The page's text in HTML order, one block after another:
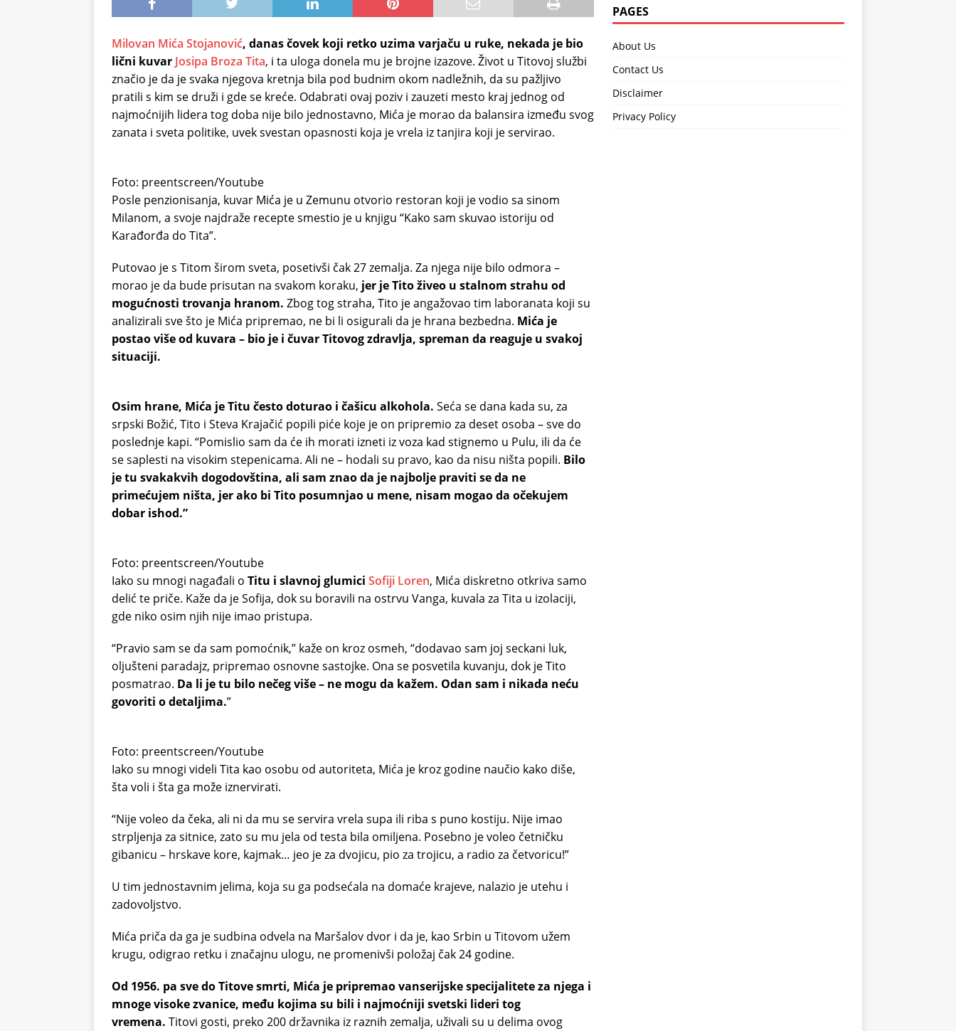
Milovan Mića Stojanović, danas čovek koji retko uzima varjaču u ruke, nekada je bio
lični kuvar Josipa Broza Tita, i ta uloga donela mu je brojne izazove. Život u Titovoj službi
značio je da je svaka njegova kretnja bila pod budnim okom nadležnih, da su pažljivo
pratili s kim se druži i gde se kreće. Odabrati ovaj poziv i zauzeti mesto kraj jednog od
najmoćnijih lidera tog doba nije bilo jednostavno, Mića je morao da balansira između svog
zanata i sveta politike, uvek svestan opasnosti koja je vrela iz tanjira koji je servirao.
Foto: preentscreen/Youtube
Posle penzionisanja, kuvar Mića je u Zemunu otvorio restoran koji je vodio sa sinom
Milanom, a svoje najdraže recepte smestio je u knjigu “Kako sam skuvao istoriju od
Karađorđa do Tita”.
Putovao je s Titom širom sveta, posetivši čak 27 zemalja. Za njega nije bilo odmora –
morao je da bude prisutan na svakom koraku, jer je Tito živeo u stalnom strahu od
mogućnosti trovanja hranom. Zbog tog straha, Tito je angažovao tim laboranata koji su
analizirali sve što je Mića pripremao, ne bi li osigurali da je hrana bezbedna. Mića je
postao više od kuvara – bio je i čuvar Titovog zdravlja, spreman da reaguje u svakoj
situaciji.
Osim hrane, Mića je Titu često doturao i čašicu alkohola. Seća se dana kada su, za
srpski Božić, Tito i Steva Krajačić popili piće koje je on pripremio za deset osoba – sve do
poslednje kapi. “Pomislio sam da će ih morati izneti iz voza kad stignemo u Pulu, ili da će
se saplesti na visokim stepenicama. Ali ne – hodali su pravo, kao da nisu ništa popili. Bilo
je tu svakakvih dogodovština, ali sam znao da je najbolje praviti se da ne
primećujem ništa, jer ako bi Tito posumnjao u mene, nisam mogao da očekujem
dobar ishod.”
Foto: preentscreen/Youtube
Iako su mnogi nagađali o Titu i slavnoj glumici Sofiji Loren, Mića diskretno otkriva samo
delić te priče. Kaže da je Sofija, dok su boravili na ostrvu Vanga, kuvala za Tita u izolaciji,
gde niko osim njih nije imao pristupa.
“Pravio sam se da sam pomoćnik,” kaže on kroz osmeh, “dodavao sam joj seckani luk,
oljušteni paradajz, pripremao osnovne sastojke. Ona se posvetila kuvanju, dok je Tito
posmatrao. Da li je tu bilo nečeg više – ne mogu da kažem. Odan sam i nikada neću
govoriti o detaljima.”
Foto: preentscreen/Youtube
Iako su mnogi videli Tita kao osobu od autoriteta, Mića je kroz godine naučio kako diše,
šta voli i šta ga može iznervirati.
“Nije voleo da čeka, ali ni da mu se servira vrela supa ili riba s puno kostiju. Nije imao
strpljenja za sitnice, zato su mu jela od testa bila omiljena. Posebno je voleo četničku
gibanicu – hrskave kore, kajmak… jeo je za dvojicu, pio za trojicu, a radio za četvoricu!”
U tim jednostavnim jelima, koja su ga podsećala na domaće krajeve, nalazio je utehu i
zadovoljstvo.
Mića priča da ga je sudbina odvela na Maršalov dvor i da je, kao Srbin u Titovom užem
krugu, odigrao retku i značajnu ulogu, ne promenivši položaj čak 24 godine.
Od 1956. pa sve do Titove smrti, Mića je pripremao vanserijske specijalitete za njega i
mnoge visoke zvanice, među kojima su bili i najmoćniji svetski lideri tog
vremena. Titovi gosti, preko 200 državnika iz raznih zemalja, uživali su u delima ovog
PAGES
About Us
Contact Us
Disclaimer
Privacy Policy